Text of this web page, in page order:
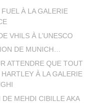
À LA GALERIE
VHILS À L’UNESCO
DE MUNICH…
ATTENDRE QUE TOUT
À LA GALERIE
MEHDI CIBILLE AKA